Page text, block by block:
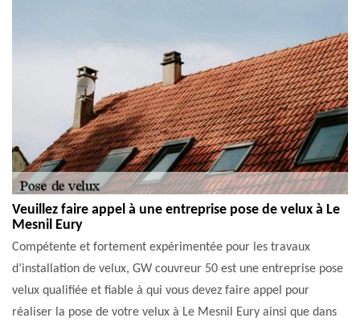
Veuillez faire appel à une entreprise pose de velux à Le
Mesnil Eury
Compétente et fortement expérimentée pour les travaux
d’installation de velux, GW couvreur 50 est une entreprise pose
velux qualifiée et fiable à qui vous devez faire appel pour
réaliser la pose de votre velux à Le Mesnil Eury ainsi que dans